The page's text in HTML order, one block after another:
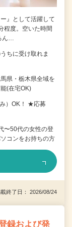
』として活躍して
程度。空いた時間
ん…
ちに受け取れま
県・栃木県全域を
(在宅OK)
）OK！ ★応募
〜50代の女性の登
コンをお持ちの方
終了日： 2026/08/24
録および発